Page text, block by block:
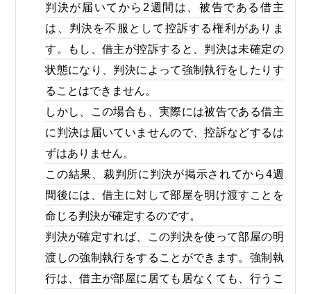
判決が届いてから2週間は、被告である借主
は、判決を不服として控訴する権利がありま
す。もし、借主が控訴すると、判決は未確定の
状態になり、判決によって強制執行をしたりす
ることはできません。
しかし、この場合も、実際には被告である借主
に判決は届いていませんので、控訴などするは
ずはありません。
この結果、裁判所に判決が掲示されてから4週
間後には、借主に対して部屋を明け渡すことを
命じる判決が確定するのです。
判決が確定すれば、この判決を使って部屋の明
渡しの強制執行をすることができます。強制執
行は、借主が部屋に居ても居なくても、行うこ